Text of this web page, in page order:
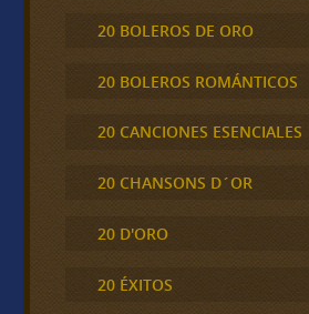
20 BOLEROS DE ORO
20 BOLEROS ROMÁNTICOS
20 CANCIONES ESENCIALES
20 CHANSONS D´OR
20 D'ORO
20 ÉXITOS